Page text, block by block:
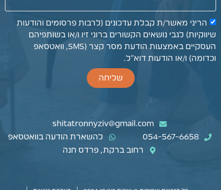
הריני מאשר/ת קבלת עדכונים (לרבות פרסומים והודעות
שיווקיות) לגבי נושאים הקשורים ברוני זיו ו/או בשותפיהם
העסקיים באמצעות הודעת מסר קצר (SMS, וואטסאפ
וכדומה) ו/או הודעות דוא״ל.
שליחה
shitatronnyziv@gmail.com
054-567-6658
להשארת הודעה בוואטסאפ
רחוב ברקת, פרדס חנה